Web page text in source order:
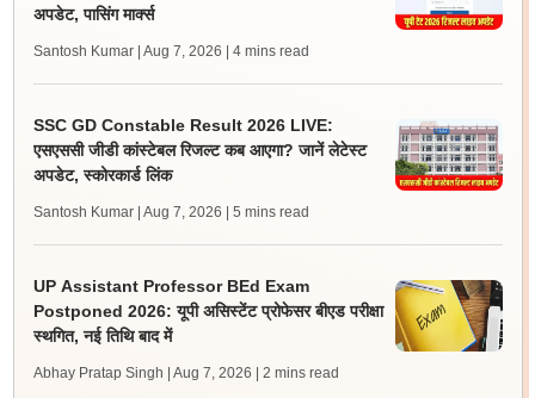
अपडेट, पासिंग मार्क्स
Santosh Kumar | Aug 7, 2026 | 4 mins read
SSC GD Constable Result 2026 LIVE:
एसएससी जीडी कांस्टेबल रिजल्ट कब आएगा? जानें लेटेस्ट
अपडेट, स्कोरकार्ड लिंक
Santosh Kumar | Aug 7, 2026 | 5 mins read
UP Assistant Professor BEd Exam
Postponed 2026: यूपी असिस्टेंट प्रोफेसर बीएड परीक्षा
स्थगित, नई तिथि बाद में
Abhay Pratap Singh | Aug 7, 2026 | 2 mins read